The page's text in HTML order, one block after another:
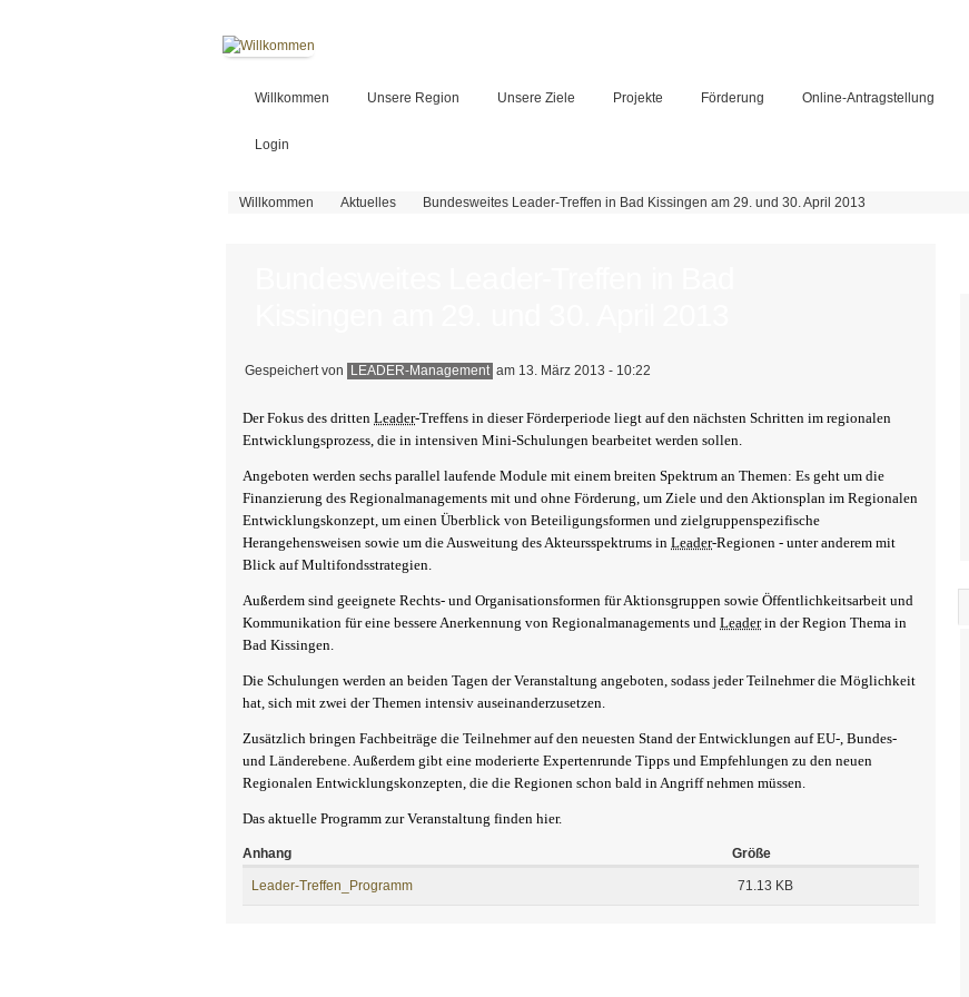
Willkommen Unsere Region Unsere Ziele Projekte Förderung Online-Antragstellung
Login
Sie sind hier
Willkommen Aktuelles Bundesweites Leader-Treffen in Bad Kissingen am 29. und 30. April 2013
Gespeichert von LEADER-Management am 13. März 2013 - 10:22
Der Fokus des dritten Leader-Treffens in dieser Förderperiode liegt auf den nächsten Schritten im regionalen
Entwicklungsprozess, die in intensiven Mini-Schulungen bearbeitet werden sollen.
Angeboten werden sechs parallel laufende Module mit einem breiten Spektrum an Themen: Es geht um die
Finanzierung des Regionalmanagements mit und ohne Förderung, um Ziele und den Aktionsplan im Regionalen
Entwicklungskonzept, um einen Überblick von Beteiligungsformen und zielgruppenspezifische
Herangehensweisen sowie um die Ausweitung des Akteursspektrums in Leader-Regionen - unter anderem mit
Blick auf Multifondsstrategien.
Außerdem sind geeignete Rechts- und Organisationsformen für Aktionsgruppen sowie Öffentlichkeitsarbeit und
Kommunikation für eine bessere Anerkennung von Regionalmanagements und Leaderin der Region Thema in
Bad Kissingen.
Die Schulungen werden an beiden Tagen der Veranstaltung angeboten, sodass jeder Teilnehmer die Möglichkeit
hat, sich mit zwei der Themen intensiv auseinanderzusetzen.
Zusätzlich bringen Fachbeiträge die Teilnehmer auf den neuesten Stand der Entwicklungen auf EU-, Bundes-
und Länderebene. Außerdem gibt eine moderierte Expertenrunde Tipps und Empfehlungen zu den neuen
Regionalen Entwicklungskonzepten, die die Regionen schon bald in Angriff nehmen müssen.
Das aktuelle Programm zur Veranstaltung finden hier.
Anhang Größe
Leader-Treffen_Programm 71.13 KB